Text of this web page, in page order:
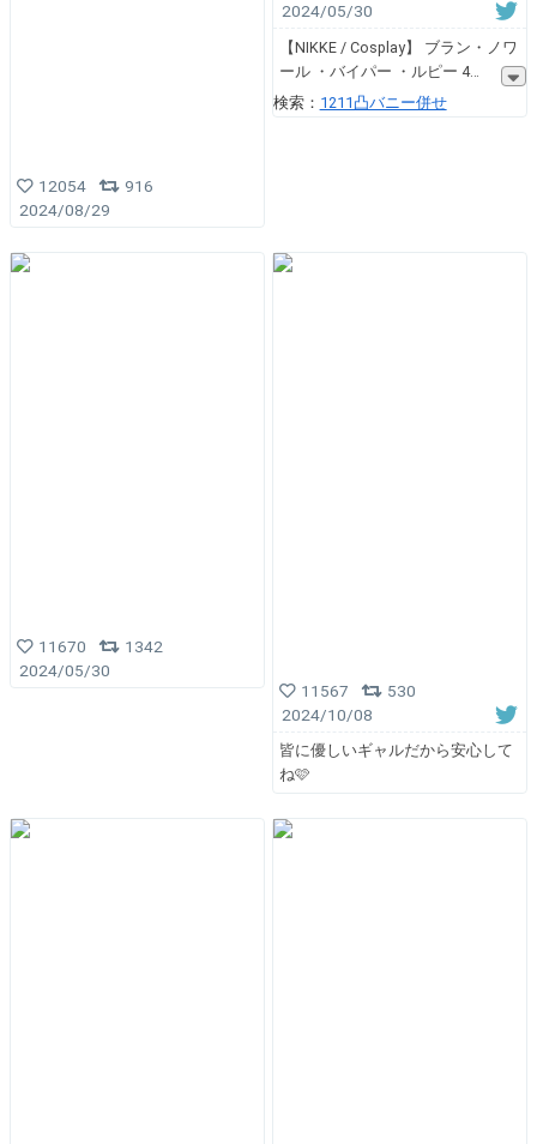
12054
916
2024/08/29
2024/05/30
【NIKKE / Cosplay】 ブラン・ノワ
ール ・バイパー ・ルピー 4
検索： 1211凸バニー併せ
11670
1342
2024/05/30
11567
530
2024/10/08
皆に優しいギャルだから安心して
ね🩷